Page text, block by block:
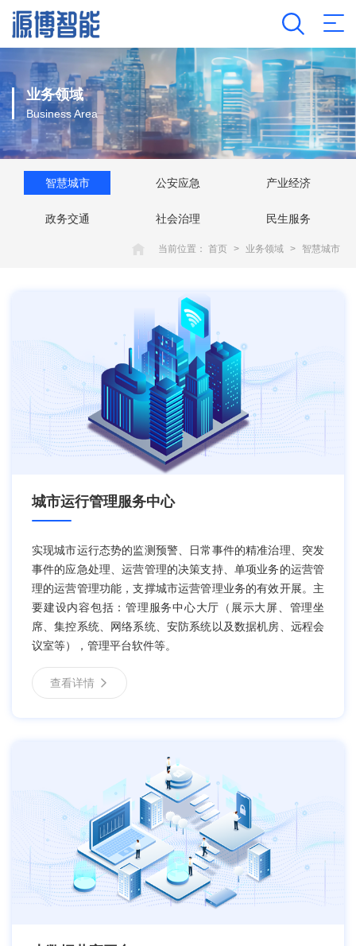
业务领域
Business Area
智慧城市 公安应急 产业经济
政务交通 社会治理 民生服务
当前位置： 首页 > 业务领域 > 智慧城市
城市运行管理服务中心
实现城市运行态势的监测预警、日常事件的精准治理、突发
事件的应急处理、运营管理的决策支持、单项业务的运营管
理的运营管理功能，支撑城市运营管理业务的有效开展。主
要建设内容包括：管理服务中心大厅（展示大屏、管理坐
席、集控系统、网络系统、安防系统以及数据机房、远程会
议室等），管理平台软件等。
查看详情